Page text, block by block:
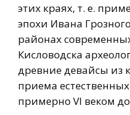
этих краях, т. е.
эпохи Ивана
районах
Кисловодска
древние девайсы из
приема
примерно VI веком до